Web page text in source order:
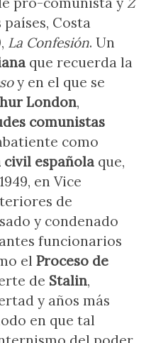
Costa
La Confesión. Un
que recuerda la
y en el que se
London,
comunistas
como
civil española que,
en Vice
de
y condenado
funcionarios
el Proceso de
de Stalin,
y años más
en que tal